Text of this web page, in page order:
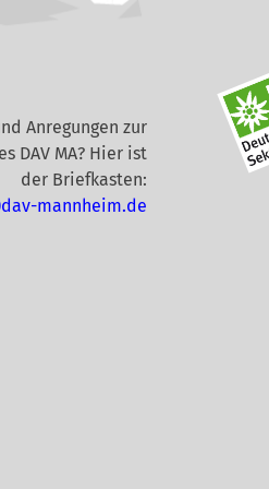
Anregungen zur
DAV MA? Hier ist
der Briefkasten:
mannheim.de